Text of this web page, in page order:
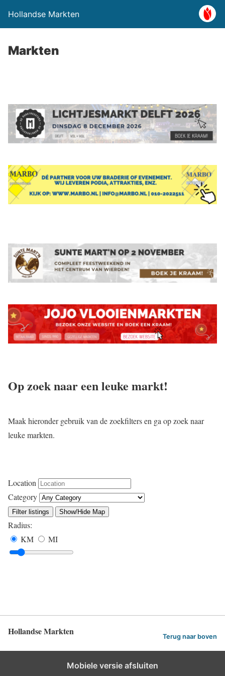
Hollandse Markten
Markten
Op zoek naar een leuke markt!
Maak hieronder gebruik van de zoekfilters en ga op zoek naar
leuke markten.
Location
Category
Filter listings Show/Hide Map
Radius:
KM
MI
Hollandse Markten Terug naar boven
Mobiele versie afsluiten